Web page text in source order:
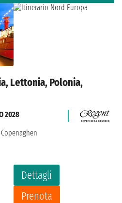
Lettonia, Polonia,
Dettagli
Prenota
2028
Copenaghen